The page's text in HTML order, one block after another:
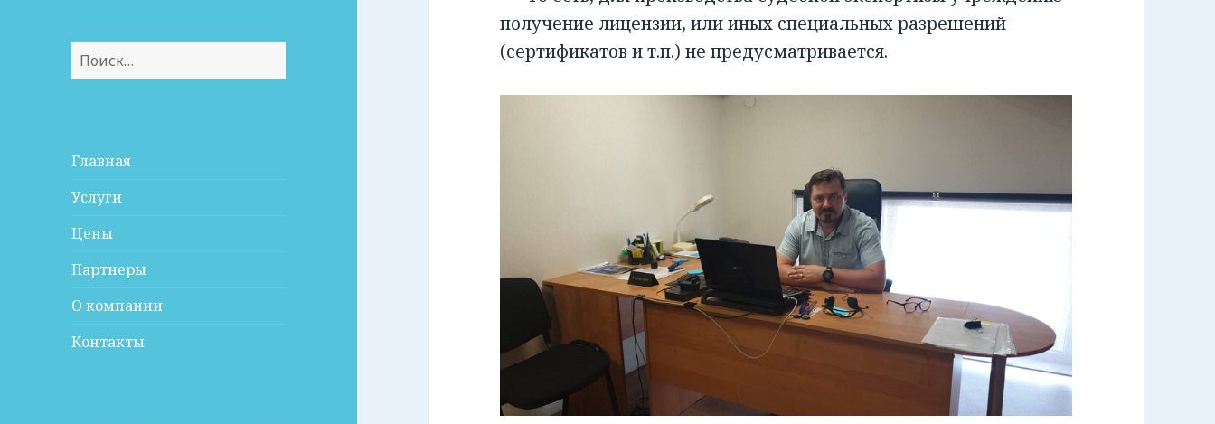
Найти:
Главная
Услуги
Цены
Партнеры
О компании
Контакты
получение лицензии, или иных специальных разрешений
(сертификатов и т.п.) не предусматривается.